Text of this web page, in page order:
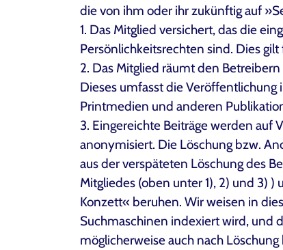
die von ihm oder ihr zukünftig auf
1. Das Mitglied versichert, das die
Persönlichkeitsrechten sind. Dies
2. Das Mitglied räumt den
Dieses umfasst die
Printmedien und anderen
3. Eingereichte Beiträge werden auf
anonymisiert. Die Löschung bzw.
aus der verspäteten Löschung des
Mitgliedes (oben unter 1), 2) und 3)
Konzett« beruhen. Wir weisen in
Suchmaschinen indexiert wird, und
möglicherweise auch nach